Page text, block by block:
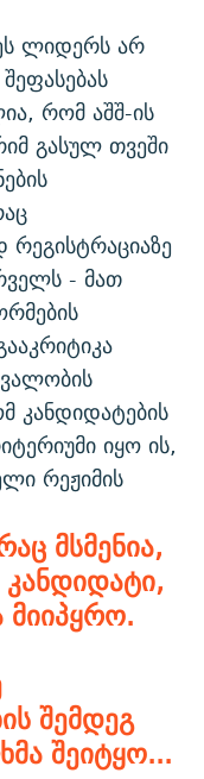
ლიდერს არ
რომ აშშ-ის
გასულ თვეში
- მათ
კანდიდატების
იყო ის,
რეჟიმის
მსმენია,
შემდეგ
შეიტყო...